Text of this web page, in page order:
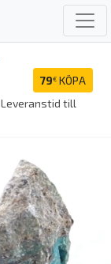
79€ KÖPA
Leveranstid till